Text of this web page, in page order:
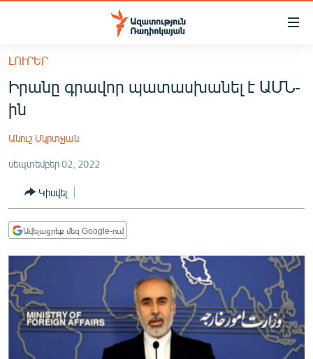
Մատչելիության
հիմնական
բովանդակությանը
Անցնել
հիմնական
մենյուին
ՀԱՅԱՍՏԱՆ
ԸՆՏՐՈՒԹՅՈՒՆՆԵՐ 2026
ԻՐԱՎՈՒՆՔ
ՀԱՍԱՐԱԿՈՒԹՅՈՒՆ
ՏՆՏԵՍՈՒԹՅՈՒՆ
ՊԱՏԵՐԱԶՄԻ 6 ՇԱԲԱԹՆԵՐԸ
ՏԱՐԱԾԱՇՐՋԱՆ
ՄԻՋԱԶԳԱՅԻՆ
ՄՇԱԿՈՒՅԹ
ԼՈՒՐԵՐ
Իրանը գրավոր պատասխանել է ԱՄՆ-
ին
Անուշ Մկրտչյան
սեպտեմբեր 02, 2022
Կիսվել
Ավելացրեք մեզ Google-ում